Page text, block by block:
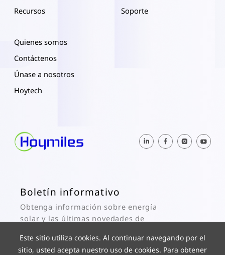
Recursos
Soporte
Quienes somos
Contáctenos
Únase a nosotros
Hoytech
Boletín informativo
Obtenga información sobre energía
solar y las últimas novedades de
Subscribe
Este sitio utiliza cookies. Al continuar navegando por el
sitio, usted acepta nuestro uso de cookies. Para obtener